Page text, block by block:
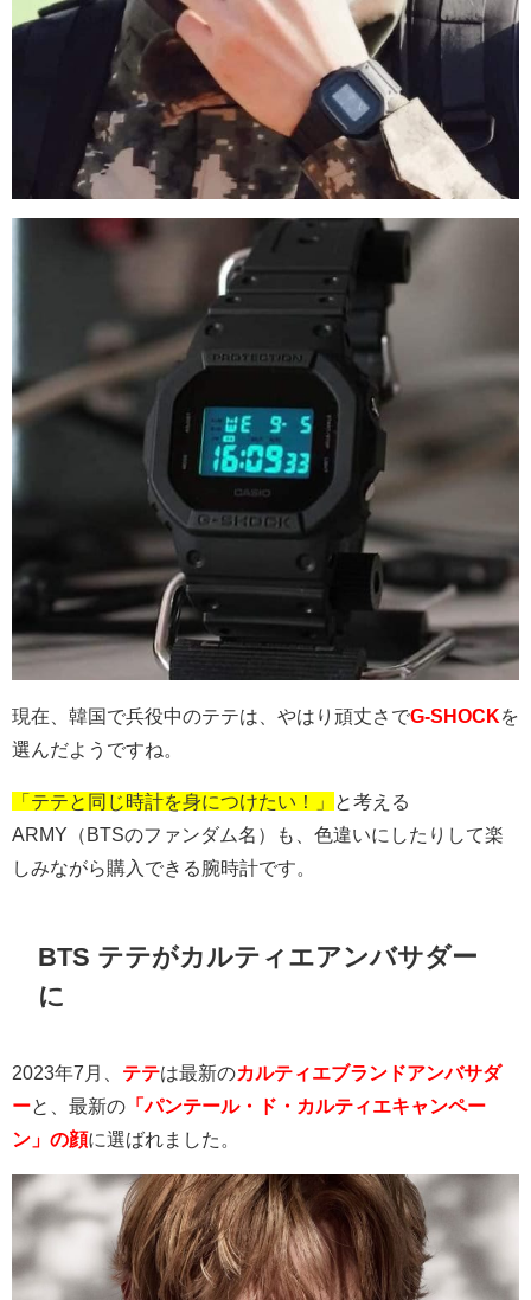
現在、韓国で兵役中のテテは、やはり頑丈さでG-SHOCKを
選んだようですね。
「テテと同じ時計を身につけたい！」
と考える
ARMY（BTSのファンダム名）も、色違いにしたりして楽
しみながら購入できる腕時計です。
BTS テテがカルティエアンバサダー
に
2023年7月、 テテは最新のカルティエブランドアンバサダ
ーと、最新の 「パンテール・ド・カルティエキャンペー
ン」の顔に選ばれました。